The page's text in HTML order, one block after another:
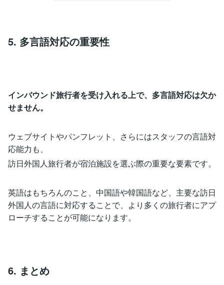
5. 多言語対応の重要性
インバウンド旅行者を受け入れる上で、多言語対応は欠か
せません。
ウェブサイトやパンフレット、さらにはスタッフの言語対
応能力も、
訪日外国人旅行者が宿泊施設を選ぶ際の重要な要素です。
英語はもちろんのこと、中国語や韓国語など、主要な訪日
外国人の言語に対応することで、より多くの旅行者にアプ
ローチすることが可能になります。
6. まとめ